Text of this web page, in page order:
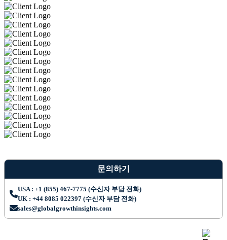
문의하기
USA : +1 (855) 467-7775 (수신자 부담 전화)
UK : +44 8085 022397 (수신자 부담 전화)
sales@globalgrowthinsights.com